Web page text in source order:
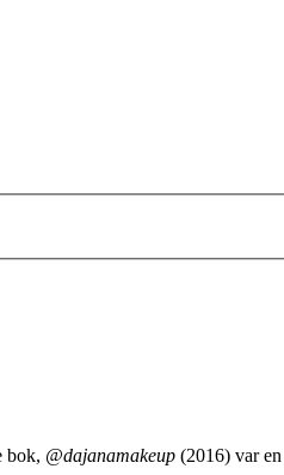
bok, @dajanamakeup (2016) var